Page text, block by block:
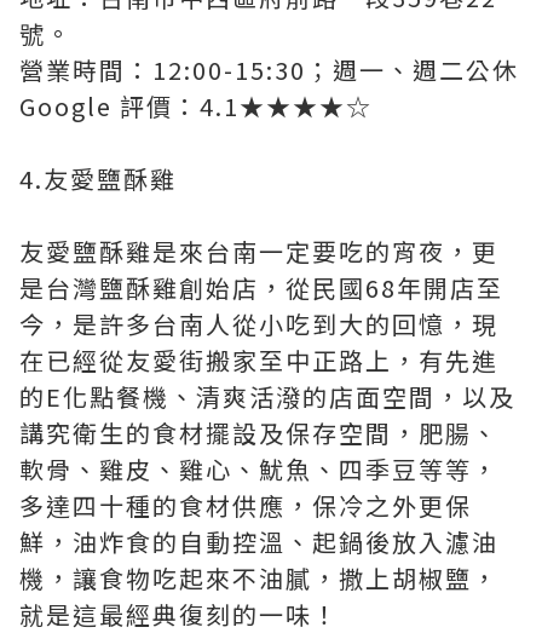
號。
營業時間：12:00-15:30；週一、週二公休
Google 評價：4.1★★★★☆
4.友愛鹽酥雞
友愛鹽酥雞是來台南一定要吃的宵夜，更
是台灣鹽酥雞創始店，從民國68年開店至
今，是許多台南人從小吃到大的回憶，現
在已經從友愛街搬家至中正路上，有先進
的E化點餐機、清爽活潑的店面空間，以及
講究衛生的食材擺設及保存空間，肥腸、
軟骨、雞皮、雞心、魷魚、四季豆等等，
多達四十種的食材供應，保冷之外更保
鮮，油炸食的自動控溫、起鍋後放入濾油
機，讓食物吃起來不油膩，撒上胡椒鹽，
就是這最經典復刻的一味！